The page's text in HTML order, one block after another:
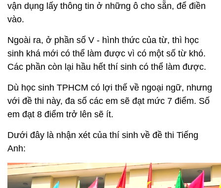
vận dụng lấy thông tin ở những ô cho sẵn, để điền
vào.
Ngoài ra, ở phần số V - hình thức của từ, thì học
sinh khá mới có thể làm được vì có một số từ khó.
Các phần còn lại hầu hết thí sinh có thể làm được.
Dù học sinh TPHCM có lợi thế về ngoại ngữ, nhưng
với đề thi này, đa số các em sẽ đạt mức 7 điểm. Số
em đạt 8 điểm trở lên sẽ ít.
Dưới đây là nhận xét của thí sinh về đề thi Tiếng
Anh: